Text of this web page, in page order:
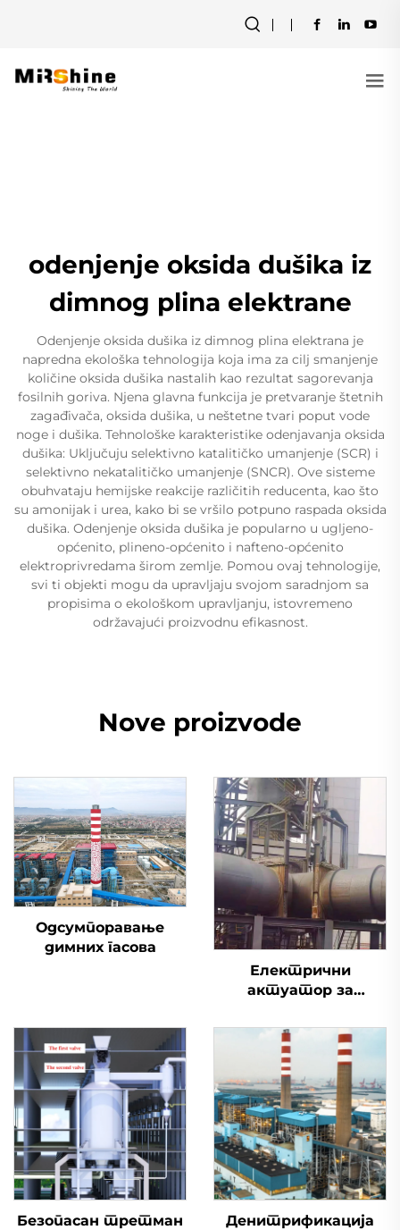
odenjenje oksida dušika iz
dimnog plina elektrane
Odenjenje oksida dušika iz dimnog plina elektrana je
napredna ekološka tehnologija koja ima za cilj smanjenje
količine oksida dušika nastalih kao rezultat sagorevanja
fosilnih goriva. Njena glavna funkcija je pretvaranje štetnih
zagađivača, oksida dušika, u neštetne tvari poput vode
noge i dušika. Tehnološke karakteristike odenjavanja oksida
dušika: Uključuju selektivno katalitičko umanjenje (SCR) i
selektivno nekatalitičko umanjenje (SNCR). Ove sisteme
obuhvataju hemijske reakcije različitih reducenta, kao što
su amonijak i urea, kako bi se vršilo potpuno raspada oksida
dušika. Odenjenje oksida dušika je popularno u ugljeno-
općenito, plineno-općenito i nafteno-općenito
elektroprivredama širom zemlje. Pomou ovaj tehnologije,
svi ti objekti mogu da upravljaju svojom saradnjom sa
propisima o ekološkom upravljanju, istovremeno
održavajući proizvodnu efikasnost.
Nove proizvode
Одсумпоравање
димних гасова
Електрични
актуатор за
димоводни вентил
Безопасан третман
Денитрификација